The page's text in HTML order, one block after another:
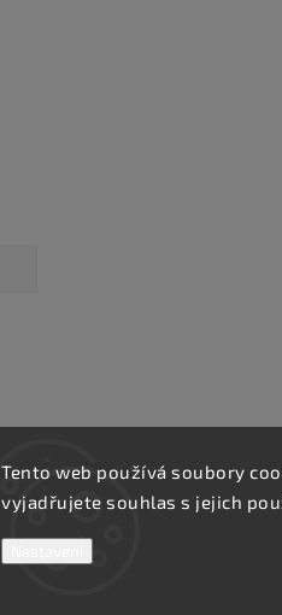
Tento web používá soubory
vyjadřujete souhlas s jejich